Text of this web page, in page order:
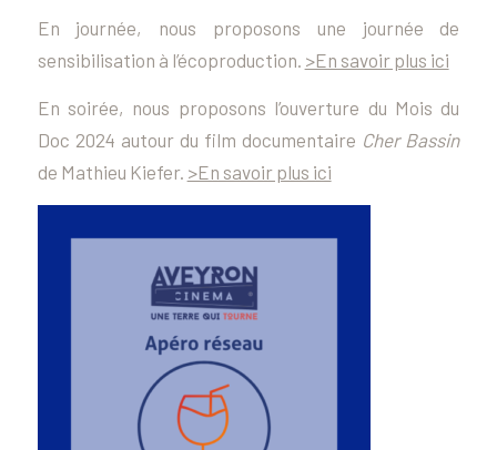
En journée, nous proposons une journée de
sensibilisation à l’écoproduction. >En savoir plus ici
En soirée, nous proposons l’ouverture du Mois du
Doc 2024 autour du film documentaire Cher Bassin
de Mathieu Kiefer. >En savoir plus ici